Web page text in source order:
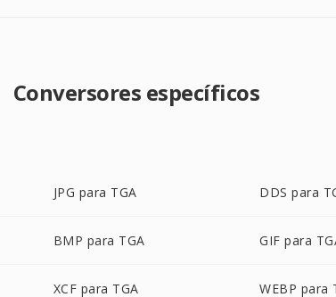
Conversores específicos
JPG para TGA DDS para
BMP para TGA GIF para
XCF para TGA WEBP para